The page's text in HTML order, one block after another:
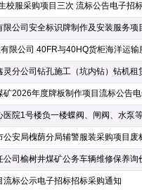
校服采购项目三次 流标公告电子招
标公示电子招标招标采购通知